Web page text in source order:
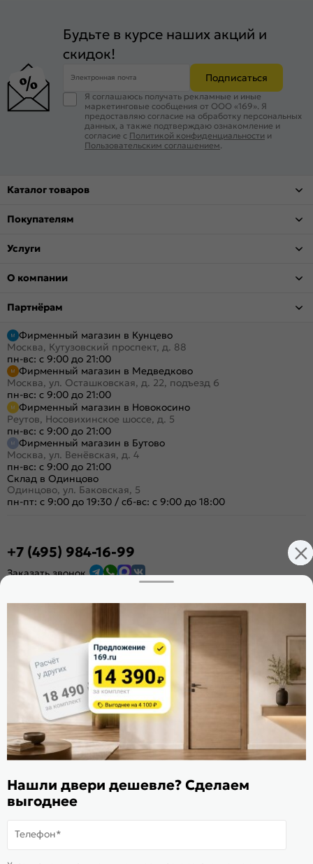
Будьте в курсе наших акций и
скидок!
Электронная почта Подписаться
Я соглашаюсь получать рекламные и иные
маркетинговые сообщения от ООО «169». Я
предоставляю согласие на обработку персональных
данных, а также подтверждаю ознакомление и
согласие с Политикой конфиденциальности и
Пользовательским соглашением
Каталог товаров
Покупателям
Услуги
О компании
Партнёрам
Фирменный магазин в Кунцево
Москва, Кутузовский проспект, д. 88
пн-вс: с 9:00 до 21:00
Фирменный магазин в Медведково
Москва, ул. Осташковская, д. 22, подъезд 6
пн-вс: с 9:00 до 21:00
Фирменный магазин в Новокосино
Реутов, Носовихинское шоссе, д. 5
пн-вс: с 9:00 до 21:00
Фирменный магазин в Бутово
Москва, ул. Венёвская, д. 4
пн-вс: с 9:00 до 21:00
Склад в Одинцово
Одинцово, ул. Баковская, 5
пн-пт: с 9:00 до 19:30 / сб-вс: с 9:00 до 18:00
+7 (495) 984-16-99
Заказать звонок
Расскажите о нас
Поделиться
ИКС 1340
© 2010—2026 Склад Дверей 169.RU
Политика обработки персональных данных
Нашли двери дешевле? Сделаем
выгоднее
Телефон*